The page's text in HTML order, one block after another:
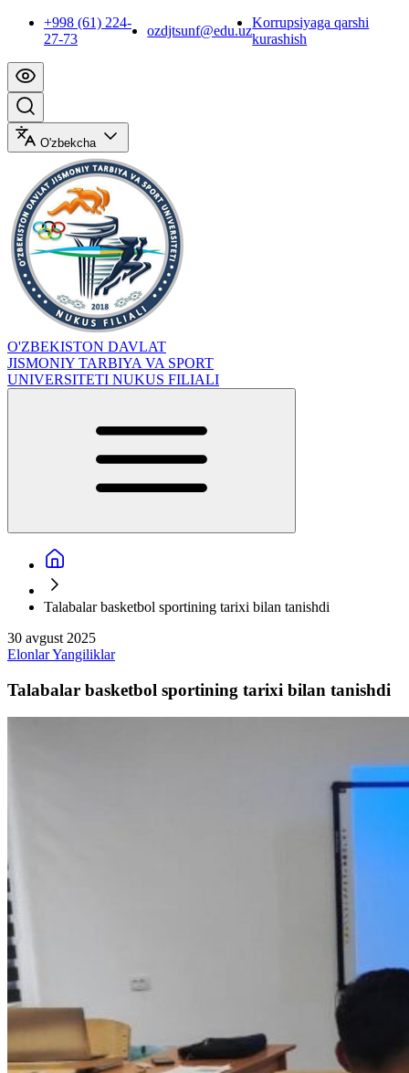
+998 (61) 224-
27-73
ozdjtsunf@edu.uz
Korrupsiyaga qarshi
kurashish
O'zbekcha
O'ZBEKISTON DAVLAT
JISMONIY TARBIYA VA SPORT
UNIVERSITETI NUKUS FILIALI
Talabalar basketbol sportining tarixi bilan tanishdi
30 avgust 2025
ElonlarYangiliklar
Talabalar basketbol sportining tarixi bilan tanishdi